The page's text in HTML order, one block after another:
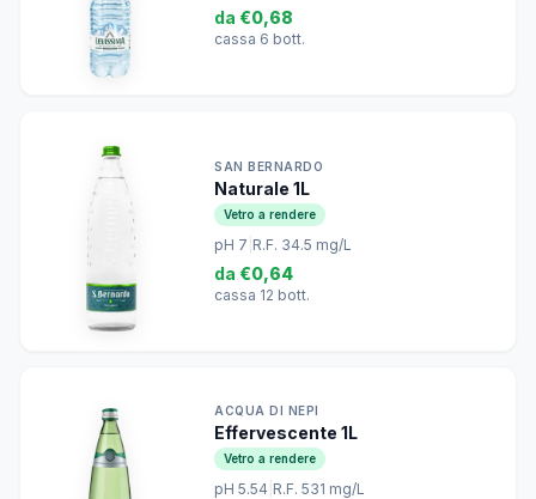
da €0,68
cassa 6 bott.
SAN BERNARDO
Naturale 1L
Vetro a rendere
pH 7 R.F. 34.5 mg/L
da €0,64
cassa 12 bott.
ACQUA DI NEPI
Effervescente 1L
Vetro a rendere
pH 5.54 R.F. 531 mg/L